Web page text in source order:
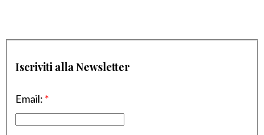
Iscriviti alla Newsletter
Email: *